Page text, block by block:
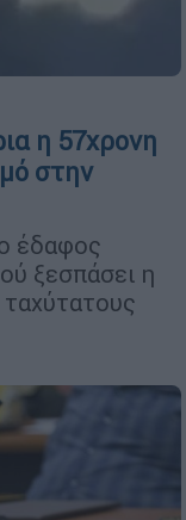
η 57χρονη
στην
έδαφος
ξεσπάσει η